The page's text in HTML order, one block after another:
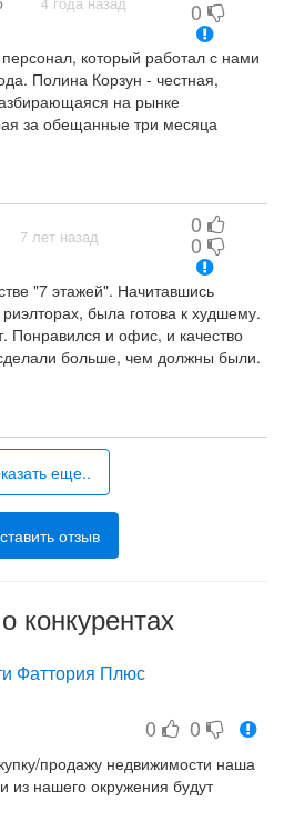
0
который работал с нами
Полина Корзун - честная,
на рынке
за обещанные три месяца
участвовала с ними в
"7 этажей", надежных
были на самом высоком уровне. Ее
и своевременна
7 лет назад
0
0
"7 этажей". Начитавшись
была готова к худшему.
Понравился и офис, и качество
больше, чем должны были.
вопрос, который агенты
еще..
отзыв
конкурентах
Фаттория Плюс
0 0
продажу недвижимости наша
нашего окружения будут